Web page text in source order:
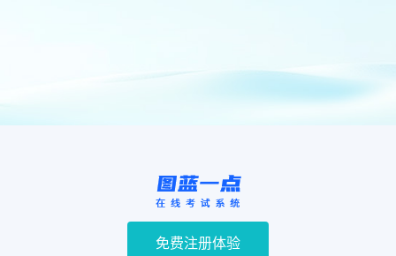
免费注册体验